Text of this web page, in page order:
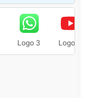
Logo 3 Logo 4